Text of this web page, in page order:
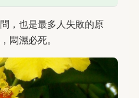
，也是最多人失敗的原
悶濕必死。